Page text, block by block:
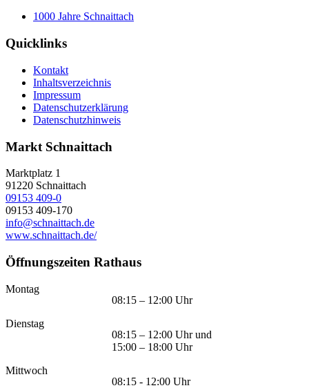
1000 Jahre Schnaittach
Quicklinks
Kontakt
Inhaltsverzeichnis
Impressum
Datenschutzerklärung
Datenschutzhinweis
Markt Schnaittach
Marktplatz 1
91220 Schnaittach
09153 409-0
09153 409-170
info@schnaittach.de
www.schnaittach.de/
Öffnungszeiten Rathaus
Montag
08:15 – 12:00 Uhr
Dienstag
08:15 – 12:00 Uhr und
15:00 – 18:00 Uhr
Mittwoch
08:15 - 12:00 Uhr